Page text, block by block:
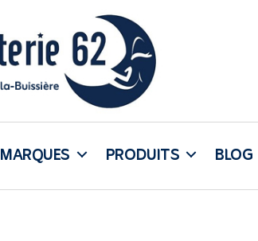
MARQUES PRODUITS BLOG